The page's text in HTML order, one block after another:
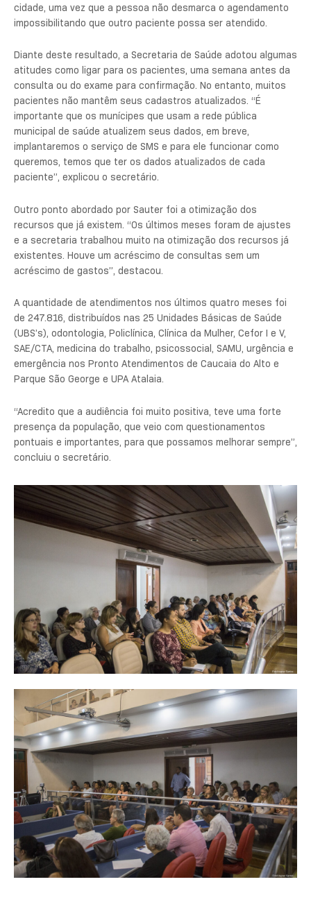
cidade, uma vez que a pessoa não desmarca o agendamento
impossibilitando que outro paciente possa ser atendido.
Diante deste resultado, a Secretaria de Saúde adotou algumas
atitudes como ligar para os pacientes, uma semana antes da
consulta ou do exame para confirmação. No entanto, muitos
pacientes não mantêm seus cadastros atualizados. “É
importante que os munícipes que usam a rede pública
municipal de saúde atualizem seus dados, em breve,
implantaremos o serviço de SMS e para ele funcionar como
queremos, temos que ter os dados atualizados de cada
paciente”, explicou o secretário.
Outro ponto abordado por Sauter foi a otimização dos
recursos que já existem. “Os últimos meses foram de ajustes
e a secretaria trabalhou muito na otimização dos recursos já
existentes. Houve um acréscimo de consultas sem um
acréscimo de gastos”, destacou.
A quantidade de atendimentos nos últimos quatro meses foi
de 247.816, distribuídos nas 25 Unidades Básicas de Saúde
(UBS’s), odontologia, Policlínica, Clínica da Mulher, Cefor I e V,
SAE/CTA, medicina do trabalho, psicossocial, SAMU, urgência e
emergência nos Pronto Atendimentos de Caucaia do Alto e
Parque São George e UPA Atalaia.
“Acredito que a audiência foi muito positiva, teve uma forte
presença da população, que veio com questionamentos
pontuais e importantes, para que possamos melhorar sempre”,
concluiu o secretário.